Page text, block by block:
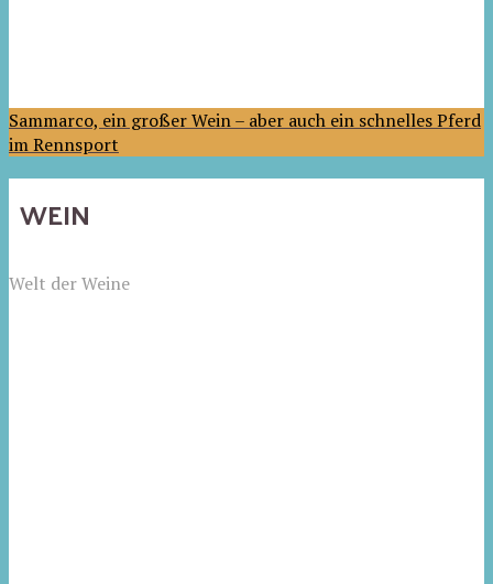
Sammarco, ein großer Wein – aber auch ein schnelles Pferd
im Rennsport
WEIN
Welt der Weine